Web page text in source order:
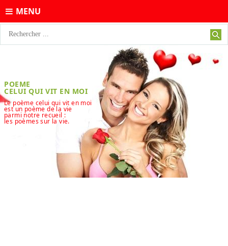
MENU
POEME
CELUI QUI VIT EN MOI
Le poème celui qui vit en moi
est un poème de la vie
parmi notre recueil :
les poèmes sur la vie.